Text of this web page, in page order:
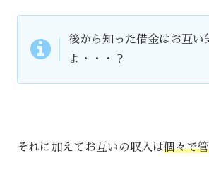
後から知った借金はお互い
よ・・・？
それに加えてお互いの収入は個々で